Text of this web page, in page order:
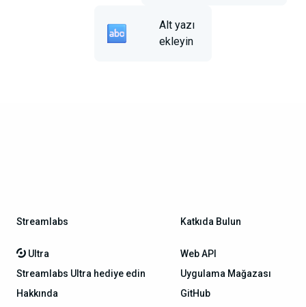
Alt yazı
ekleyin
Streamlabs
Ultra
Streamlabs Ultra hediye edin
Hakkında
Katkıda Bulun
Web API
Uygulama Mağazası
GitHub